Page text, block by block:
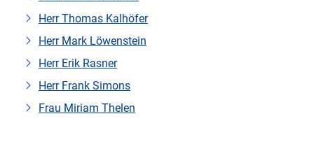
Herr Thomas Kalhöfer
Herr Mark Löwenstein
Herr Erik Rasner
Herr Frank Simons
Frau Miriam Thelen